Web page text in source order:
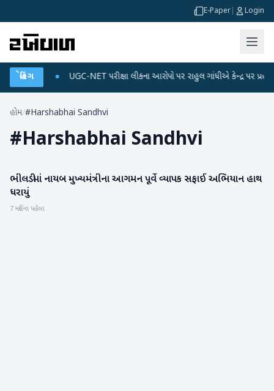
E-Paper Login
બ્રેકિંગ
પ્લાન UGC-NET પરીક્ષા લીકના આરોપો પર રાહુલ ગાંધીએ કેન્દ્ર પર પ્રહાર
હોમ/#Harshabhai Sandhvi
#Harshabhai Sandhvi
બનાસકાંઠા
ભીલડીમાં નાયબ મુખ્યમંત્રીના આગમન પૂર્વે વ્યાપક સફાઈ અભિયાન હાથ
ધરાયું
7 મહિના પહેલા